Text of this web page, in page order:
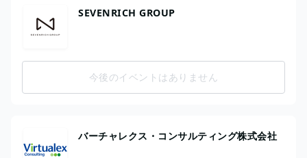
SEVENRICH GROUP
今後のイベントはありません
バーチャレクス・コンサルティング株式会社